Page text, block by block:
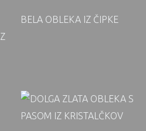
BELA OBLEKA IZ ČIPKE